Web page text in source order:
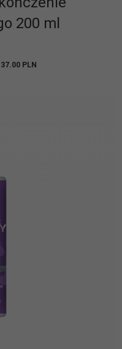
200 ml
37.00 PLN